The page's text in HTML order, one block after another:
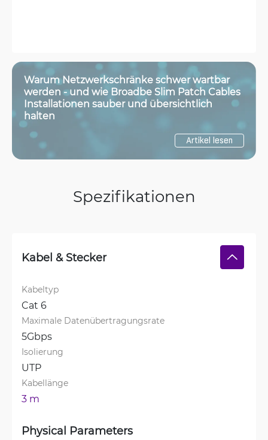
Warum Netzwerkschränke schwer wartbar
werden - und wie Broadbe Slim Patch Cables
Installationen sauber und übersichtlich
halten
Artikel lesen
Spezifikationen
Kabel & Stecker
Kabeltyp
Cat 6
Maximale Datenübertragungsrate
5Gbps
Isolierung
UTP
Kabellänge
3 m
Physical Parameters